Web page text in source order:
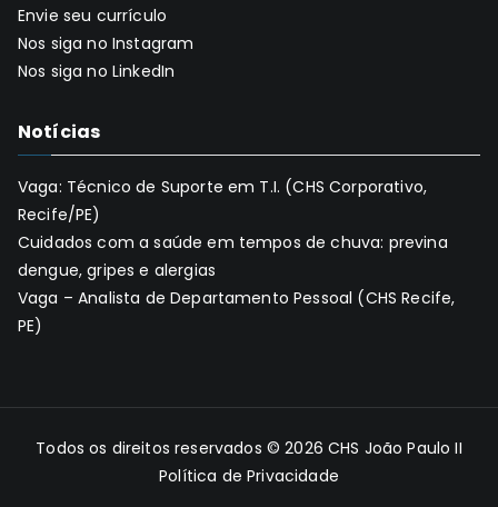
Envie seu currículo
Nos siga no Instagram
Nos siga no LinkedIn
Notícias
Vaga: Técnico de Suporte em T.I. (CHS Corporativo,
Recife/PE)
Cuidados com a saúde em tempos de chuva: previna
dengue, gripes e alergias
Vaga – Analista de Departamento Pessoal (CHS Recife,
PE)
Todos os direitos reservados © 2026CHS João Paulo II
Política de Privacidade